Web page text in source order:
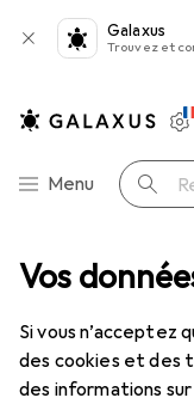
Vos
Si vous n’acceptez
des cookies et des
des informations
Galaxus
Trouvez et
Navigation par
Menu
Meubles Salon